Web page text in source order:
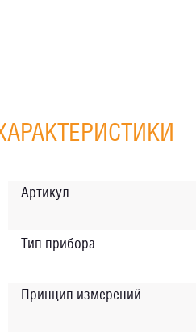
Артикул
Тип прибора
Принцип измерений